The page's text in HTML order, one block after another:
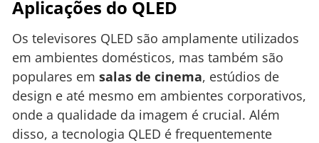
Aplicações do QLED
Os televisores QLED são amplamente utilizados
em ambientes domésticos, mas também são
populares em salas de cinema, estúdios de
design e até mesmo em ambientes corporativos,
onde a qualidade da imagem é crucial. Além
disso, a tecnologia QLED é frequentemente